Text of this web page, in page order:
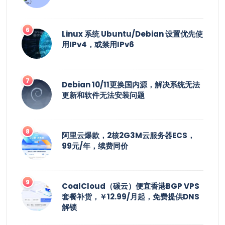
Linux 系统 Ubuntu/Debian 设置优先使
用IPv4，或禁用IPv6
Debian 10/11更换国内源，解决系统无法
更新和软件无法安装问题
阿里云爆款，2核2G3M云服务器ECS，
99元/年，续费同价
CoalCloud（碳云）便宜香港BGP VPS
套餐补货，￥12.99/月起，免费提供DNS
解锁